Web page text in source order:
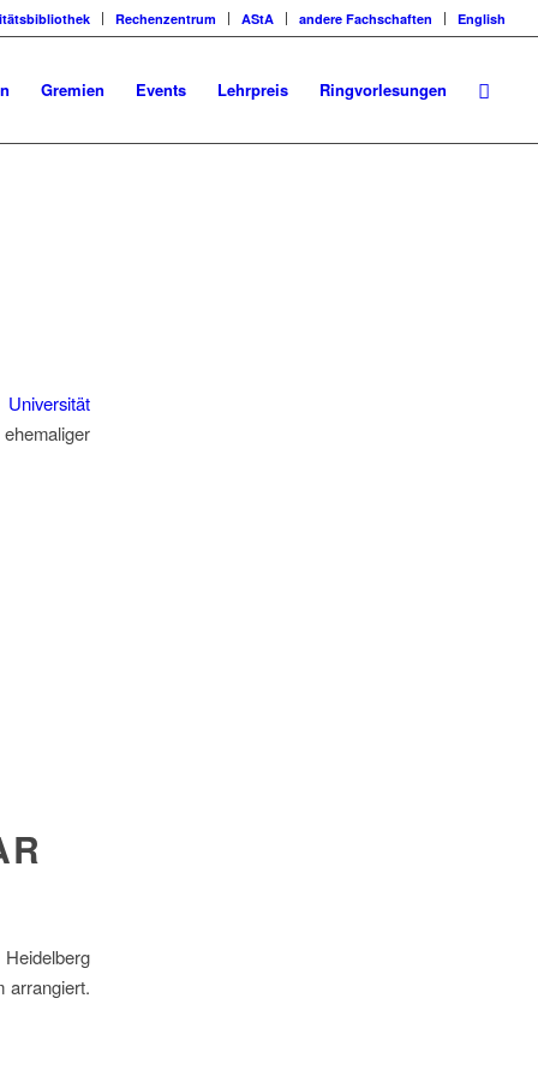
Rechenzentrum AStA andere Fachschaften English
Gremien Events Lehrpreis Ringvorlesungen
arrangiert.